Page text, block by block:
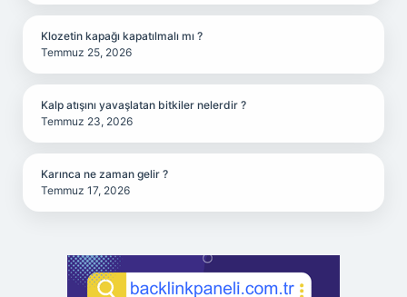
Klozetin kapağı kapatılmalı mı ?
Temmuz 25, 2026
Kalp atışını yavaşlatan bitkiler nelerdir ?
Temmuz 23, 2026
Karınca ne zaman gelir ?
Temmuz 17, 2026